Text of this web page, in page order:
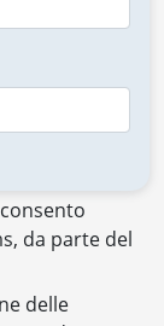
da parte del
delle